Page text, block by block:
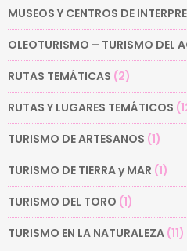
MUSEOS Y CENTROS DE
OLEOTURISMO – TURISMO DEL
RUTAS TEMÁTICAS (2)
RUTAS Y LUGARES TEMÁTICOS
TURISMO DE ARTESANOS (1)
TURISMO DE TIERRA y MAR (1)
TURISMO DEL TORO (1)
TURISMO EN LA NATURALEZA (11)